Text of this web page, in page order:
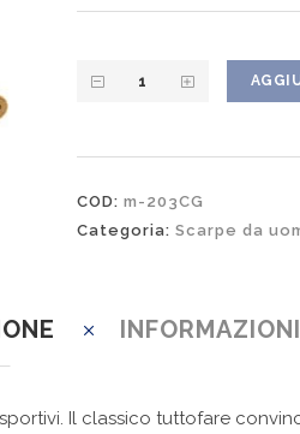
COD: m-203CG
Categoria: Scarpe da
Il classico tuttofare